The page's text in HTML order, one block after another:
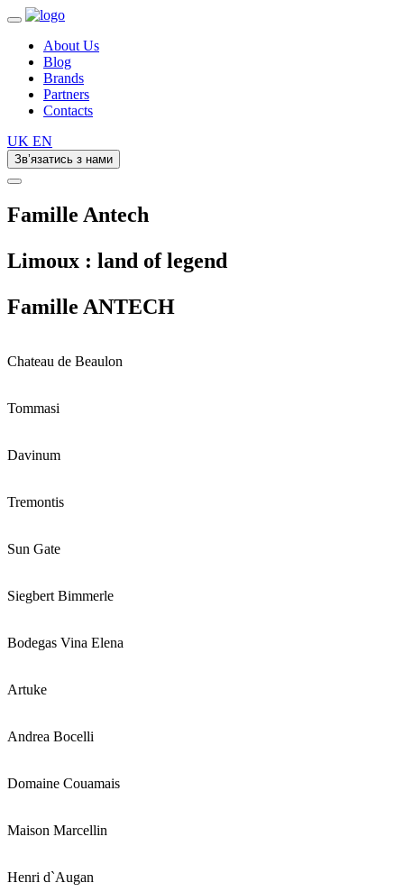
About Us
Blog
Brands
Partners
Contacts
UK EN
Зв’язатись з нами
Famille Antech
Limoux : land of legend
Famille ANTECH
Chateau de Beaulon
Tommasi
Davinum
Tremontis
Sun Gate
Siegbert Bimmerle
Bodegas Vina Elena
Artuke
Andrea Bocelli
Domaine Couamais
Maison Marcellin
Henri d`Augan